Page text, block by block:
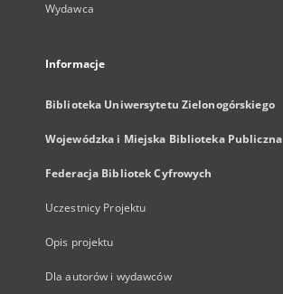
Wydawca
Informacje
Biblioteka Uniwersytetu Zielonogórskiego
Wojewódzka i Miejska Biblioteka Publiczna
Federacja Bibliotek Cyfrowych
Uczestnicy Projektu
Opis projektu
Dla autorów i wydawców